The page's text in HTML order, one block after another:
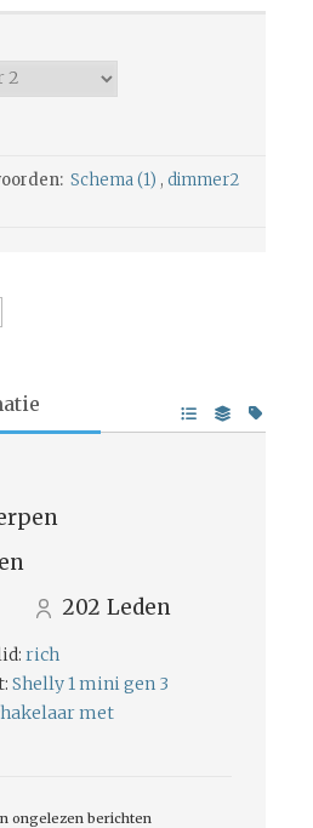
Schema (1) , dimmer2
202 Leden
rich
Shelly 1 mini gen 3
met
ongelezen berichten